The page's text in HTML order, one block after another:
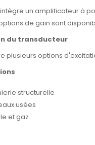
intègre un amplificateur à
de gain sont
du transducteur
plusieurs options
structurelle
usées
et gaz